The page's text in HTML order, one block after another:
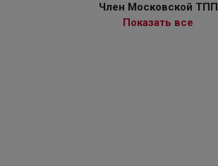
Член Московской ТПП
Показать все